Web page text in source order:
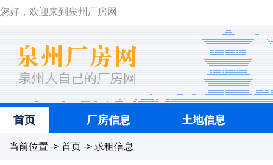
您好，欢迎来到泉州厂房网
首页 厂房信息 土地信息
当前位置 -> 首页 -> 求租信息